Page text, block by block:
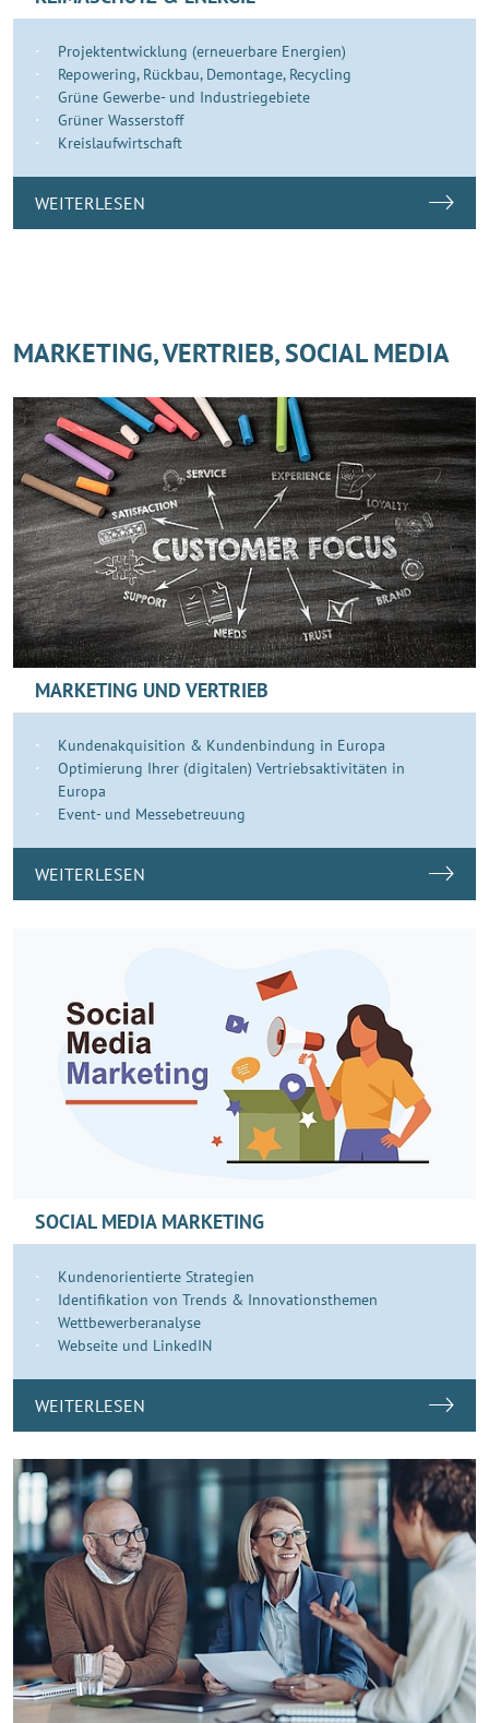
Projektentwicklung (erneuerbare Energien)
Repowering, Rückbau, Demontage, Recycling
Grüne Gewerbe- und Industriegebiete
Grüner Wasserstoff
Kreislaufwirtschaft
WEITERLESEN
MARKETING, VERTRIEB, SOCIAL MEDIA
MARKETING UND VERTRIEB
Kundenakquisition & Kundenbindung in Europa
Optimierung Ihrer (digitalen) Vertriebsaktivitäten in
Europa
Event- und Messebetreuung
WEITERLESEN
SOCIAL MEDIA MARKETING
Kundenorientierte Strategien
Identifikation von Trends & Innovationsthemen
Wettbewerberanalyse
Webseite und LinkedIN
WEITERLESEN